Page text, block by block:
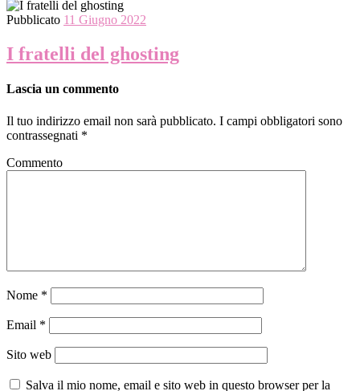
Pubblicato 11 Giugno 2022
I fratelli del ghosting
Lascia un commento
Il tuo indirizzo email non sarà pubblicato. I campi obbligatori sono
contrassegnati *
Commento
Nome *
Email *
Sito web
Salva il mio nome, email e sito web in questo browser per la